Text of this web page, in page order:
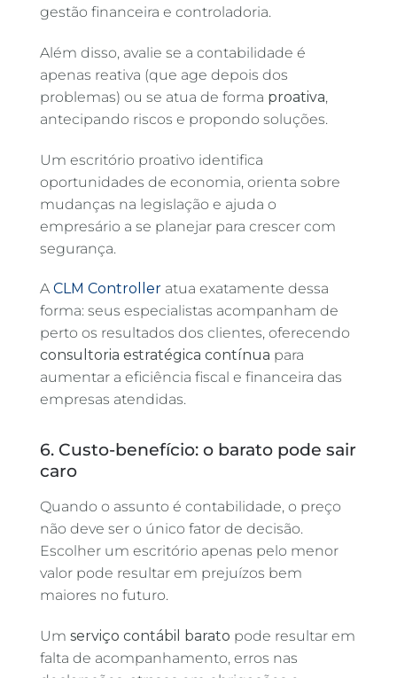
gestão financeira e controladoria.
Além disso, avalie se a contabilidade é
apenas reativa (que age depois dos
problemas) ou se atua de forma proativa,
antecipando riscos e propondo soluções.
Um escritório proativo identifica
oportunidades de economia, orienta sobre
mudanças na legislação e ajuda o
empresário a se planejar para crescer com
segurança.
A CLM Controller atua exatamente dessa
forma: seus especialistas acompanham de
perto os resultados dos clientes, oferecendo
consultoria estratégica contínua para
aumentar a eficiência fiscal e financeira das
empresas atendidas.
6. Custo-benefício: o barato pode sair
caro
Quando o assunto é contabilidade, o preço
não deve ser o único fator de decisão.
Escolher um escritório apenas pelo menor
valor pode resultar em prejuízos bem
maiores no futuro.
Um serviço contábil barato pode resultar em
falta de acompanhamento, erros nas